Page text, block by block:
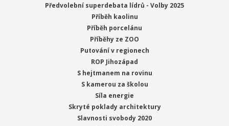
Předvolební superdebata lídrů - Volby 2025
Příběh kaolinu
Příběh porcelánu
Příběhy ze ZOO
Putování v regionech
ROP Jihozápad
S hejtmanem na rovinu
S kamerou za školou
Síla energie
Skryté poklady architektury
Slavnosti svobody 2020